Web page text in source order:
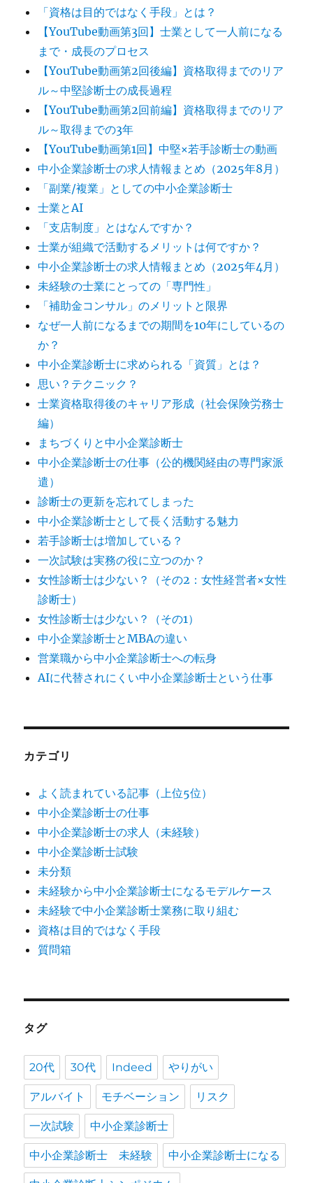
「資格は目的ではなく手段」とは？
【YouTube動画第3回】士業として一人前になる
まで・成長のプロセス
【YouTube動画第2回後編】資格取得までのリア
ル～中堅診断士の成長過程
【YouTube動画第2回前編】資格取得までのリア
ル～取得までの3年
【YouTube動画第1回】中堅×若手診断士の動画
中小企業診断士の求人情報まとめ（2025年8月）
「副業/複業」としての中小企業診断士
士業とAI
「支店制度」とはなんですか？
士業が組織で活動するメリットは何ですか？
中小企業診断士の求人情報まとめ（2025年4月）
未経験の士業にとっての「専門性」
「補助金コンサル」のメリットと限界
なぜ一人前になるまでの期間を10年にしているの
か？
中小企業診断士に求められる「資質」とは？
思い？テクニック？
士業資格取得後のキャリア形成（社会保険労務士
編）
まちづくりと中小企業診断士
中小企業診断士の仕事（公的機関経由の専門家派
遣）
診断士の更新を忘れてしまった
中小企業診断士として長く活動する魅力
若手診断士は増加している？
一次試験は実務の役に立つのか？
女性診断士は少ない？（その2：女性経営者×女性
診断士）
女性診断士は少ない？（その1）
中小企業診断士とMBAの違い
営業職から中小企業診断士への転身
AIに代替されにくい中小企業診断士という仕事
カテゴリ
よく読まれている記事（上位5位）
中小企業診断士の仕事
中小企業診断士の求人（未経験）
中小企業診断士試験
未分類
未経験から中小企業診断士になるモデルケース
未経験で中小企業診断士業務に取り組む
資格は目的ではなく手段
質問箱
タグ
20代 30代 Indeed やりがい
アルバイト モチベーション リスク
一次試験 中小企業診断士
中小企業診断士 未経験 中小企業診断士になる